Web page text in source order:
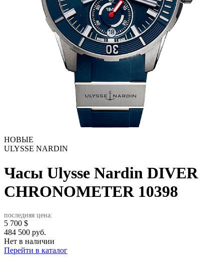
НОВЫЕ
ULYSSE NARDIN
Часы Ulysse Nardin DIVER
CHRONOMETER 10398
последняя цена:
5 700 $
484 500 руб.
Нет в наличии
Перейти в каталог